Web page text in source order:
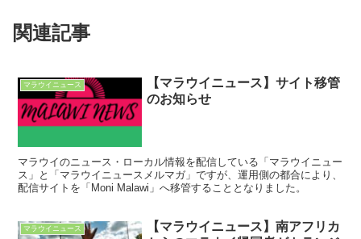
関連記事
マラウイニュース
【マラウイニュース】サイト移管
のお知らせ
マラウイのニュース・ローカル情報を配信している「マラウイニュー
ス」と「マラウイニュースメルマガ」ですが、運用側の都合により、
配信サイトを「Moni Malawi」へ移管することとなりました。
マラウイニュース
【マラウイニュース】南アフリカ